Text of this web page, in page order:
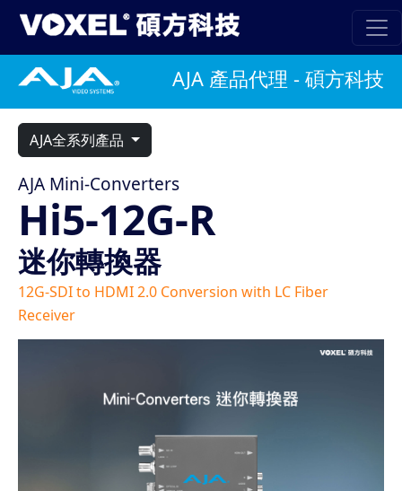
AJA 產品代理 - 碩方科技
AJA全系列產品
AJA Mini-Converters
Hi5-12G-R
迷你轉換器
12G-SDI to HDMI 2.0 Conversion with LC Fiber
Receiver